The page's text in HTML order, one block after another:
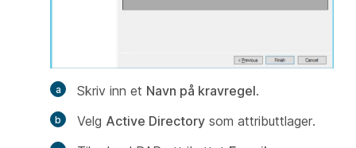
Skriv inn et Navn på kravregel.
Velg Active Directory som attributtlager.